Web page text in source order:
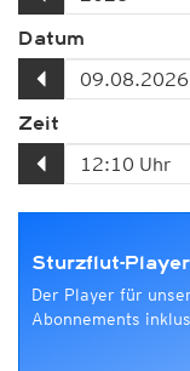
Datum
Zeit
Sturzflut-Player
Der Player für
Abonnements